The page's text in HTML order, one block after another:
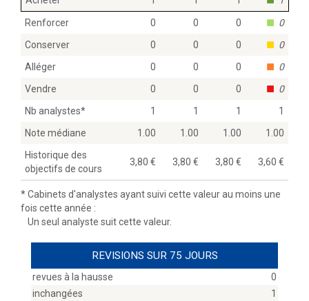
Renforcer 0 0 0
0
Conserver
0 0 0
0
Alléger
0 0 0
0
Vendre
0 0 0
0
Nb analystes* 1 1 1
1
Note médiane
1.00 1.00 1.00
1.00
Historique des
objectifs de cours
3,80 3,80 3,80 3,60
*Cabinets d'analystes ayant suivi cette valeur au moins une
fois cette année :
Un seul analyste suit cette valeur.
REVISIONS SUR 75 JOURS
revues à la hausse
0
inchangées
1